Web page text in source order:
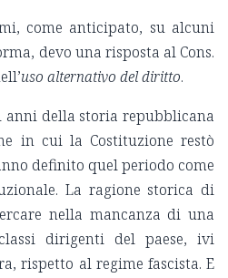
come anticipato, su alcuni
devo una risposta al Cons.
uso alternativo del diritto.
anni della storia repubblicana
in cui la Costituzione restò
definito quel periodo come
La ragione storica di
nella mancanza di una
dirigenti del paese, ivi
rispetto al regime fascista. E